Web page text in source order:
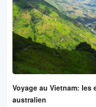
Voyage au Vietnam:
australien